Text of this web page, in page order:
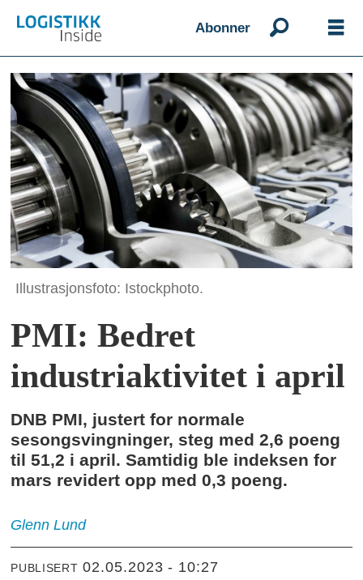
Abonner
Illustrasjonsfoto: Istockphoto.
PMI: Bedret
industriaktivitet i april
DNB PMI, justert for normale
sesongsvingninger, steg med 2,6 poeng
til 51,2 i april. Samtidig ble indeksen for
mars revidert opp med 0,3 poeng.
Glenn Lund
PUBLISERT 02.05.2023 - 10:27